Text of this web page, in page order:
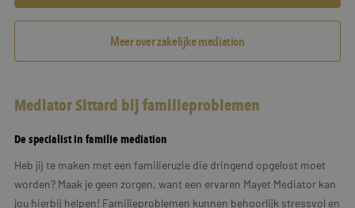
Meer over zakelijke mediation
Mediator Sittard bij familieproblemen
De specialist in familie mediation
Heb jij te maken met een familieruzie die dringend opgelost moet
worden? Maak je geen zorgen, want een ervaren Mayet Mediator kan
jou hierbij helpen! Familieproblemen kunnen behoorlijk stressvol en